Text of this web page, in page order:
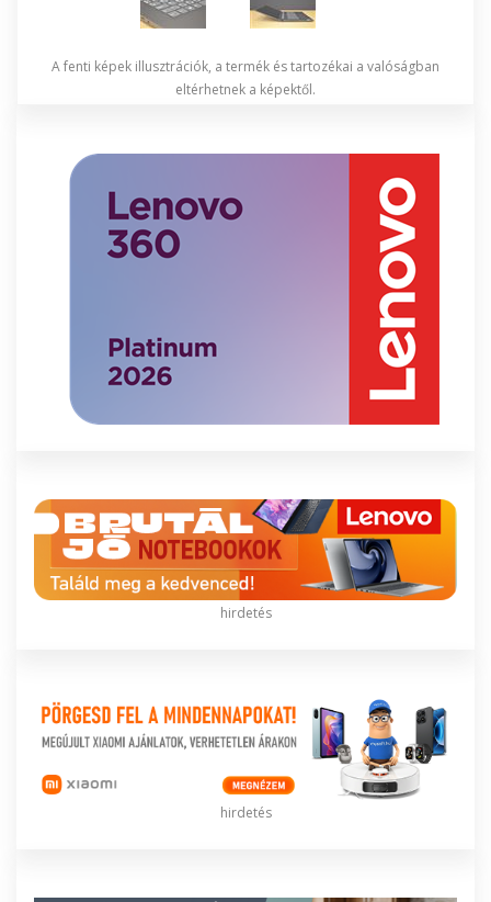
A fenti képek illusztrációk, a termék és tartozékai a valóságban
eltérhetnek a képektől.
hirdetés
hirdetés